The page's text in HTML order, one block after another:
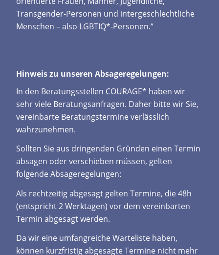
Transgender-Personen und intergeschlechtliche
Menschen – also LGBTIQ*-Personen.“
Hinweis zu unseren Absageregelungen:
In den Beratungsstellen COURAGE* haben wir
sehr viele Beratungsanfragen. Daher bitte wir Sie,
vereinbarte Beratungstermine verlässlich
wahrzunehmen.
Sollten Sie aus dringenden Gründen einen Termin
absagen oder verschieben müssen, gelten
folgende Absageregelungen:
Als rechtzeitig abgesagt gelten Termine, die 48h
(entspricht 2 Werktagen) vor dem vereinbarten
Termin abgesagt werden.
Da wir eine umfangreiche Warteliste haben,
können kurzfristig abgesagte Termine nicht mehr